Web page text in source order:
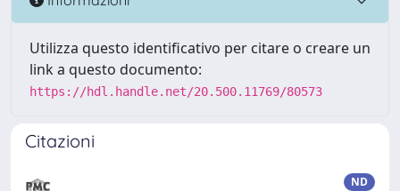
Utilizza questo identificativo per citare o creare un
link a questo documento:
https://hdl.handle.net/20.500.11769/80573
Citazioni
ND